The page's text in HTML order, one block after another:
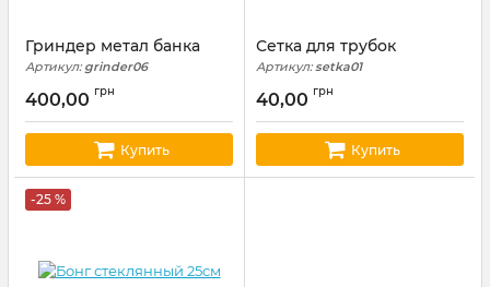
Гриндер метал банка
Артикул:grinder06
400,00 грн
Купить
Сетка для трубок
Артикул:setka01
40,00 грн
Купить
-25 %